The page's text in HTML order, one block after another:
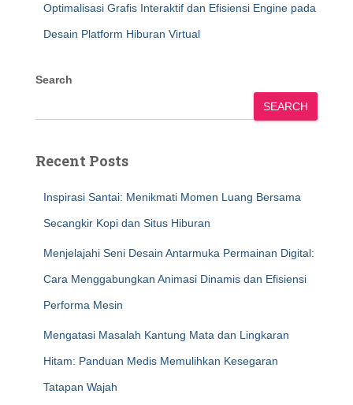
Optimalisasi Grafis Interaktif dan Efisiensi Engine pada
Desain Platform Hiburan Virtual
Search
SEARCH
Recent Posts
Inspirasi Santai: Menikmati Momen Luang Bersama
Secangkir Kopi dan Situs Hiburan
Menjelajahi Seni Desain Antarmuka Permainan Digital:
Cara Menggabungkan Animasi Dinamis dan Efisiensi
Performa Mesin
Mengatasi Masalah Kantung Mata dan Lingkaran
Hitam: Panduan Medis Memulihkan Kesegaran
Tatapan Wajah